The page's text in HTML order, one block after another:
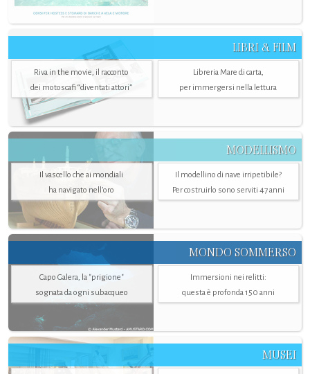
LIBRI & FILM
Riva in the movie, il racconto
dei motoscafi “diventati attori”
Libreria Mare di carta,
per immergersi nella lettura
MODELLISMO
Il vascello che ai mondiali
ha navigato nell’oro
Il modellino di nave irripetibile?
Per costruirlo sono serviti 47 anni
MONDO SOMMERSO
Capo Galera, la "prigione"
sognata da ogni subacqueo
Immersioni nei relitti:
questa è profonda 150 anni
MUSEI